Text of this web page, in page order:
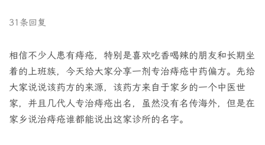
31条回复
相信不少人患有痔疮，特别是喜欢吃香喝辣的朋友和长期坐
着的上班族，今天给大家分享一剂专治痔疮中药偏方。先给
大家说说该药方的来源，该药方来自于家乡的一个中医世
家，并且几代人专治痔疮出名，虽然没有名传海外，但是在
家乡说治痔疮谁都能说出这家诊所的名字。